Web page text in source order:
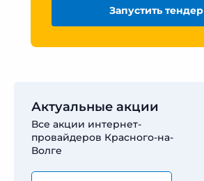
Запустить тендер
Актуальные акции
Все акции интернет-
провайдеров Красного-на-
Волге